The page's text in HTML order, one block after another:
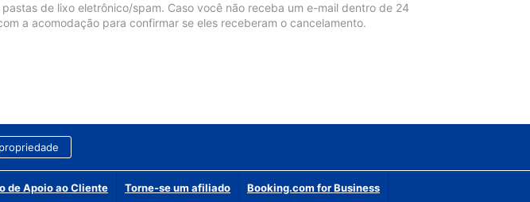
de lixo eletrônico/spam. Caso você não receba um e-mail dentro de 24
a acomodação para confirmar se eles receberam o cancelamento.
de Apoio ao Cliente Torne-se um afiliado Booking.com for Business